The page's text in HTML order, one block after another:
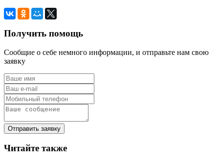
Получить помощь
Сообщие о себе немного информации, и отправьте нам свою
заявку
Отправить заявку
Читайте также